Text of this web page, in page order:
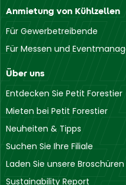
Anmietung von Kühlzellen
Für Gewerbetreibende
Für Messen und
Über uns
Entdecken Sie Petit Forestier
Mieten bei Petit Forestier
Neuheiten & Tipps
Suchen Sie Ihre Filiale
Laden Sie unsere
Sustainability Report